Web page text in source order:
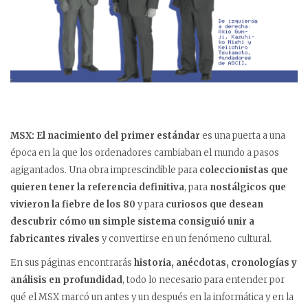
MSX: El nacimiento del primer estándar es una puerta a una
época en la que los ordenadores cambiaban el mundo a pasos
agigantados. Una obra imprescindible para coleccionistas que
quieren tener la referencia definitiva, para nostálgicos que
vivieron la fiebre de los 80 y para curiosos que desean
descubrir cómo un simple sistema consiguió unir a
fabricantes rivales y convertirse en un fenómeno cultural.
En sus páginas encontrarás historia, anécdotas, cronologías y
análisis en profundidad, todo lo necesario para entender por
qué el MSX marcó un antes y un después en la informática y en la